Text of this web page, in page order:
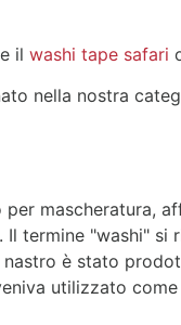
il washi tape safari
nella nostra
mascheratura,
termine "washi" si
è stato
utilizzato